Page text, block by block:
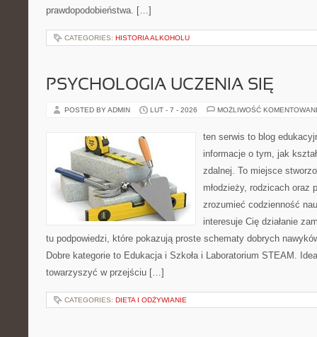
prawdopodobieństwa. […]
CATEGORIES: HISTORIA ALKOHOLU
PSYCHOLOGIA UCZENIA SIĘ
POSTED BY ADMIN LUT - 7 - 2026 MOŻLIWOŚĆ
ten serwis to blog
informacje o tym, jak
zdalnej. To miejsce
młodzieży, rodzicach oraz
zrozumieć codzienność
interesuje Cię działanie
tu podpowiedzi, które pokazują proste schematy dobrych
Dobre kategorie to Edukacja i Szkoła i Laboratorium STEAM.
towarzyszyć w przejściu […]
CATEGORIES: DIETA I ODŻYWIANIE